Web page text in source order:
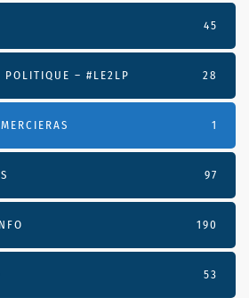
45
POLITIQUE – #LE2LP 28
1
97
190
53